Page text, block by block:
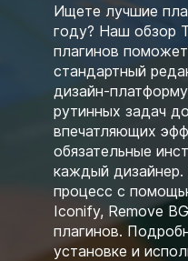
Ищете лучшие
году? Наш обзор
плагинов поможет
стандартный
дизайн-
рутинных задач
впечатляющих
обязательные
каждый дизайнер.
процесс с
Iconify, Remove
плагинов.
установке и